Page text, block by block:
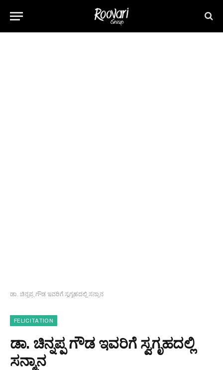
ಡಾ. ಚಿನ್ನಪ್ಪ ಗೌಡ ಇವರಿಗೆ ಸ್ವಗೃಹದಲ್ಲಿ ಸನ್ಮಾನ
FELICITATION
ಡಾ. ಚಿನ್ನಪ್ಪ ಗೌಡ ಇವರಿಗೆ ಸ್ವಗೃಹದಲ್ಲಿ
ಸನ್ಮಾನ